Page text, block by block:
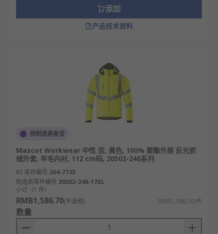
添加
产品技术资料
按制造商备货
Mascot Workwear 中性 否, 黄色, 100% 聚酯外层 反光抓
绒外套, 羊毛内衬, 112 cm码, 20502-246系列
RS 库存编号 264-7735
制造商零件编号 20502-246-17XL
小计（1 件）
RMB1,586.70(不含税) RMB1,586.70/件
数量